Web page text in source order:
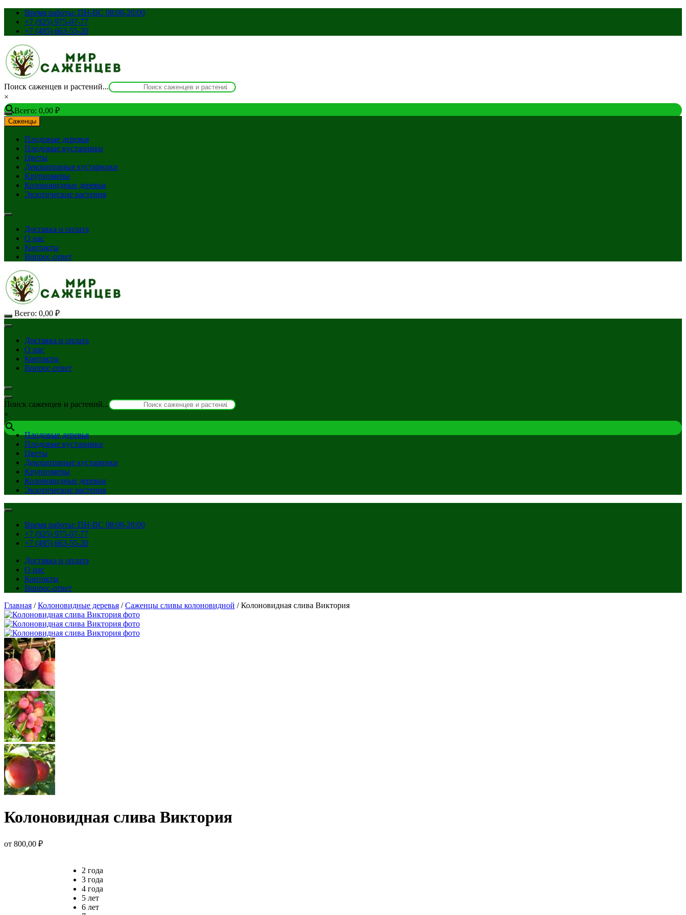
Перейти
содержимому
Время работы: ПН-ВС 08:00-20:00
+7 (925) 975-07-77
+7 (495) 663-55-20
Поиск саженцев и растений...
×
Всего: 0,00 ₽
Саженцы
Плодовые деревья
Плодовые кустарники
Цветы
Декоративные кустарники
Крупномеры
Колоновидные деревья
Экзотические растения
Доставка и оплата
О нас
Контакты
Вопрос-ответ
Всего: 0,00 ₽
Доставка и оплата
О нас
Контакты
Вопрос-ответ
Поиск саженцев и растений...
×
Плодовые деревья
Плодовые кустарники
Цветы
Декоративные кустарники
Крупномеры
Колоновидные деревья
Экзотические растения
Время работы: ПН-ВС 08:00-20:00
+7 (925) 975-07-77
+7 (495) 663-55-20
Доставка и оплата
О нас
Контакты
Вопрос-ответ
Главная /Колоновидные деревья /Саженцы сливы колоновидной / Колоновидная слива Виктория
Колоновидная слива Виктория
от 800,00 ₽
2 года
3 года
4 года
5 лет
6 лет